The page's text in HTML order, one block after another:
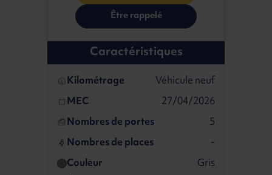
Être rappelé
Caractéristiques
Kilométrage
Véhicule neuf
MEC
27/04/2026
Nombres de portes
5
Nombres de places
-
Couleur
Gris